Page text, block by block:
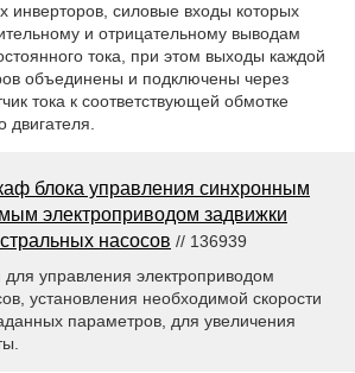
инверторов, силовые входы которых
и отрицательному выводам
тока, при этом выходы каждой
объединены и подключены через
тока к соответствующей обмотке
двигателя.
блока управления синхронным
электроприводом задвижки
насосов // 136939
управления электроприводом
установления необходимой скорости
параметров, для увеличения